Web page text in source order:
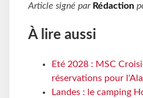
Article signé par Rédaction
À lire aussi
Eté 2028 : MSC
réservations pour
Landes : le camping